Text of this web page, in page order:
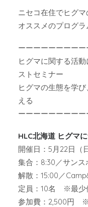
ニセコ在住でヒグ
オススメのプログラ
ーーーーーーーー
ヒグマに関する活
ストセミナー
ヒグマの生態を学
える
ーーーーーーーー
HLC北海道 ヒグマ
開催日：5月22日（
集合：8:30／サン
解散：15:00／
定員：10名 ※最少
参加費：2,500円 ※